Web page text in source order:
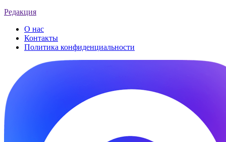
Редакция
О нас
Контакты
Политика конфиденциальности